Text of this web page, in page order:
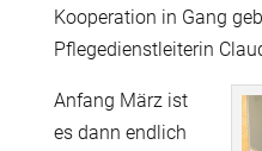
Kooperation in Gang
Pflegedienstleiterin
Anfang März ist
es dann endlich